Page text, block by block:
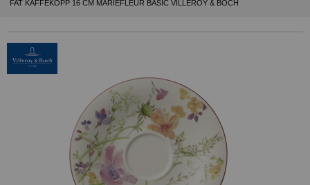
FAT KAFFEKOPP 16 CM MARIEFLEUR BASIC VILLEROY & BOCH